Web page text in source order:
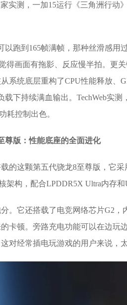
实测，一加15运行《三角洲行动
以跑到165帧满帧，那种丝滑感
得画面有拖影、反应慢半拍。更
系统底层重构了CPU性能释放、
载下持续满血输出。TechWeb实
耗控制出色。
尊版：性能底座的全面进化
的这颗第五代骁龙8至尊版，它
架构，配合LPDDR5X Ultra内存和
。它还搭载了电竞网络芯片G2
卡顿。旁路充电功能可以在边玩
对经常插电玩游戏的用户来说，太